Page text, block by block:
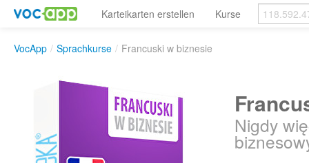
Karteikarten erstellen Kurse
VocApp / Sprachkurse / Francuski w biznesie
Nigdy